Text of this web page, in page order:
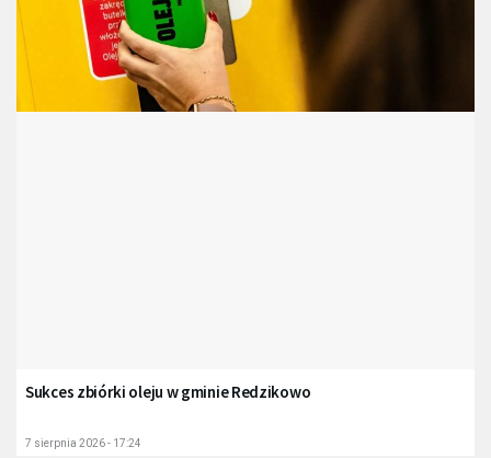
Sukces zbiórki oleju w gminie Redzikowo
7 sierpnia 2026 - 17:24